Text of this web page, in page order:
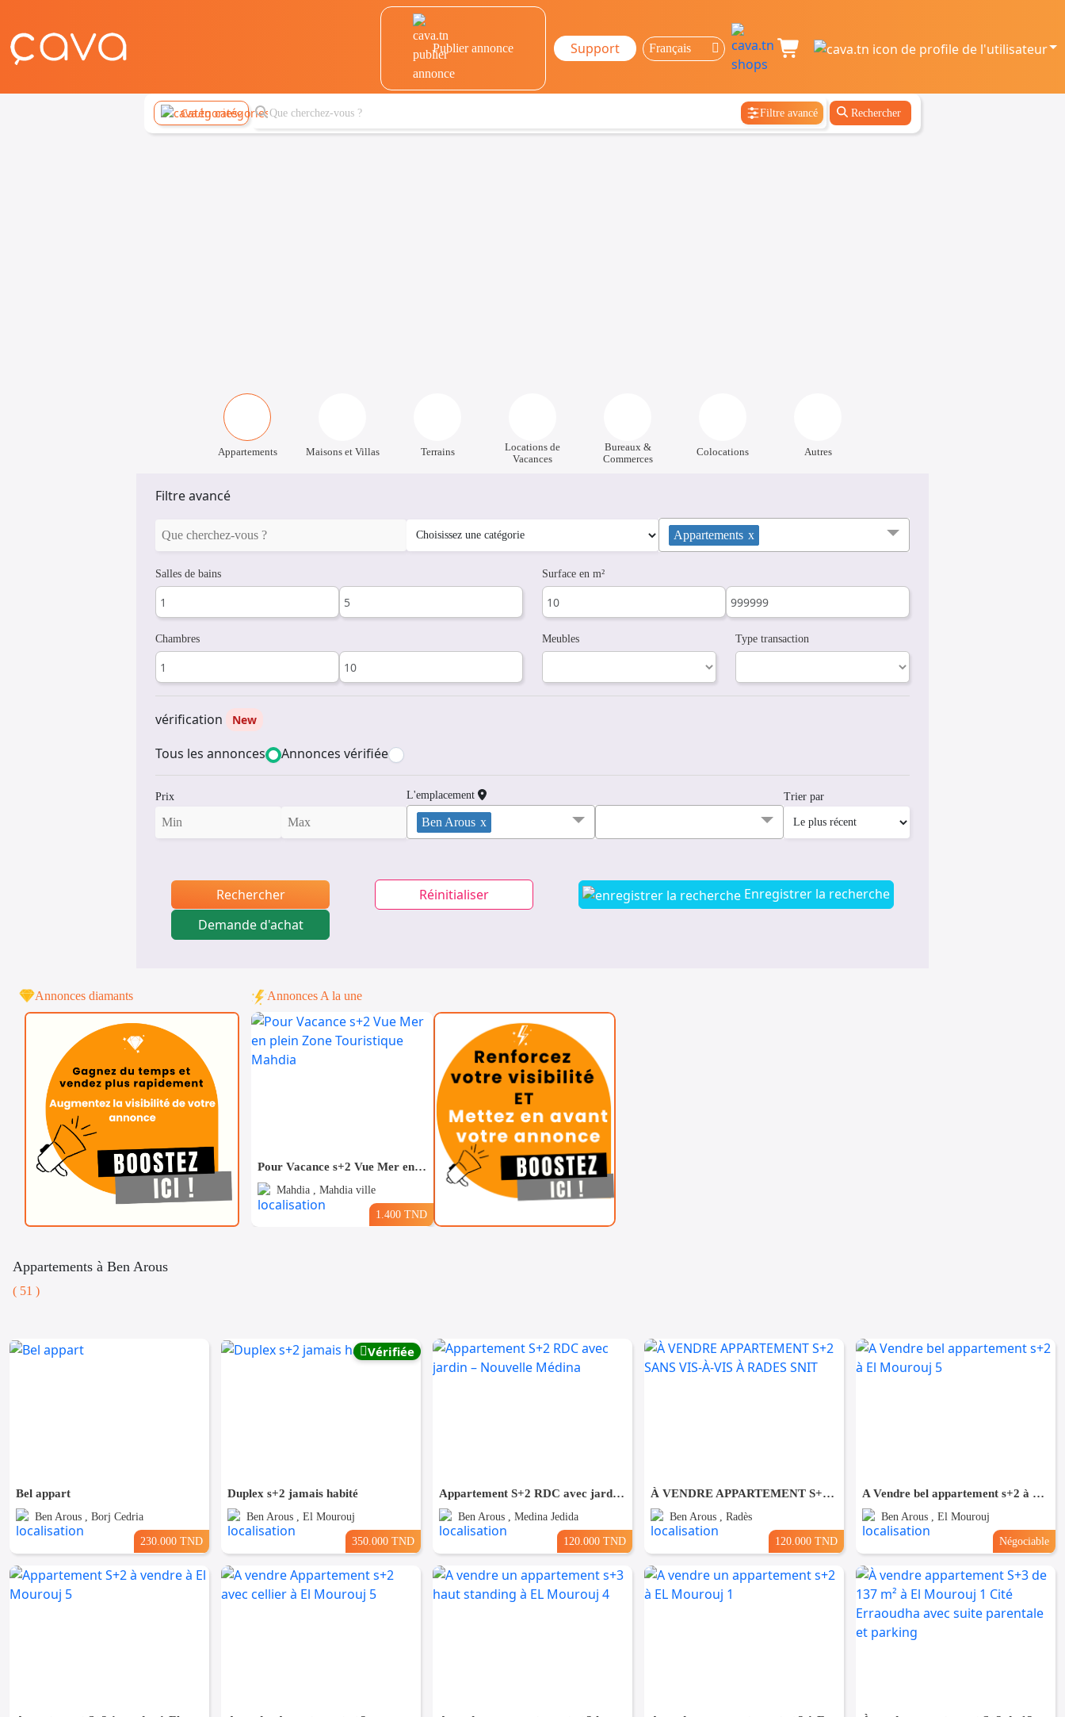
Publier annonce Support
Catégories Filtre avancé Rechercher
Appartements Maisons et Villas Terrains
Locations de
Vacances
Bureaux &
Commerces
Colocations Autres
Filtre avancé
Appartements x
Salles de bains Surface en m²
Chambres Meubles Type transaction
vérification New
Tous les annonces Annonces vérifiée
Prix L'emplacement
Ben Arous x
Trier par
Rechercher Réinitialiser
Enregistrer la recherche
Demande d'achat
Annonces diamants Annonces A la une
Pour Vacance s+2 Vue Mer en plein Zone Touristique Mahdia
Mahdia , Mahdia ville
1.400 TND
Appartements à Ben Arous
( 51 )
Bel appart
Ben Arous , Borj Cedria
230.000 TND
Vérifiée
Duplex s+2 jamais habité
Ben Arous , El Mourouj
350.000 TND
Appartement S+2 RDC avec jardin – Nouvelle Médina
Ben Arous , Medina Jedida
120.000 TND
À VENDRE APPARTEMENT S+2 SANS VIS-À-VIS À RADES SNIT
Ben Arous , Radès
120.000 TND
A Vendre bel appartement s+2 à El Mourouj 5
Ben Arous , El Mourouj
Négociable